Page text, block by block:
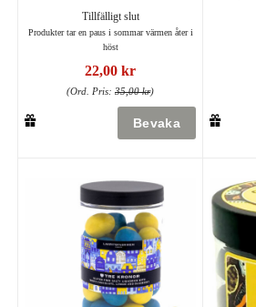
Tillfälligt slut
Produkter tar en paus i sommar värmen åter i
höst
22,00 kr
(Ord. Pris: 35,00 kr)